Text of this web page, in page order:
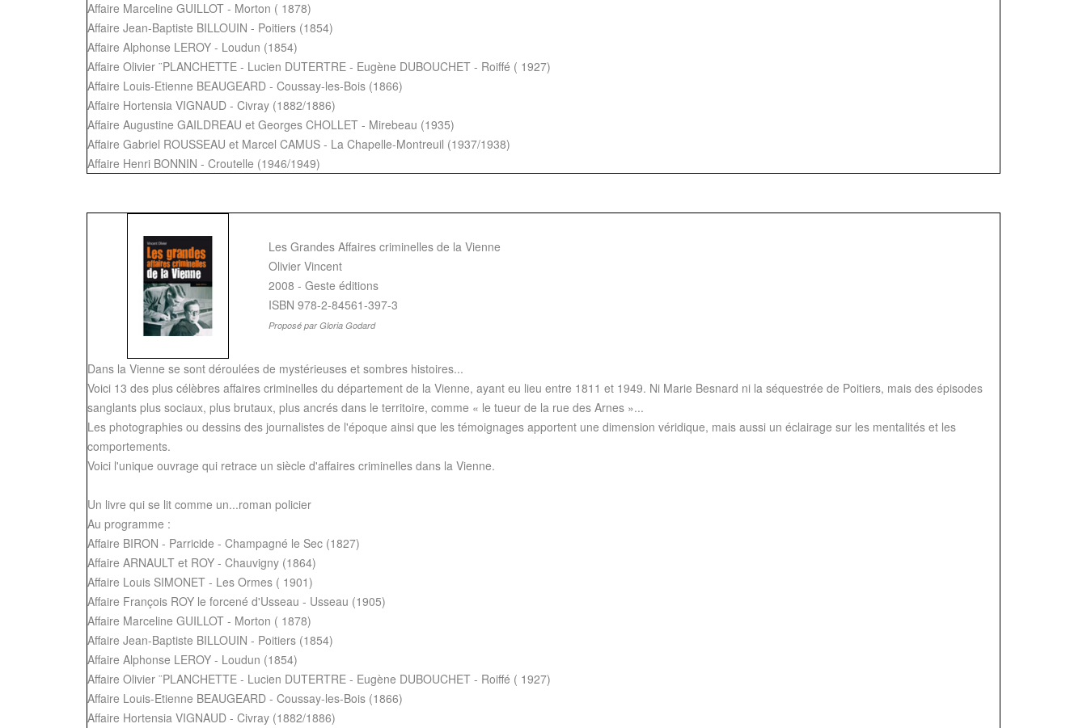
Affaire Marceline GUILLOT - Morton ( 1878)
Affaire Jean-Baptiste BILLOUIN - Poitiers (1854)
Affaire Alphonse LEROY - Loudun (1854)
Affaire Olivier ¨PLANCHETTE - Lucien DUTERTRE - Eugène DUBOUCHET - Roiffé ( 1927)
Affaire Louis-Etienne BEAUGEARD - Coussay-les-Bois (1866)
Affaire Hortensia VIGNAUD - Civray (1882/1886)
Affaire Augustine GAILDREAU et Georges CHOLLET - Mirebeau (1935)
Affaire Gabriel ROUSSEAU et Marcel CAMUS - La Chapelle-Montreuil (1937/1938)
Affaire Henri BONNIN - Croutelle (1946/1949)
Les Grandes Affaires criminelles de la Vienne
Olivier Vincent
2008 - Geste éditions
ISBN 978-2-84561-397-3
Proposé par Gloria Godard
Dans la Vienne se sont déroulées de mystérieuses et sombres histoires...
Voici 13 des plus célèbres affaires criminelles du département de la Vienne, ayant eu lieu entre 1811 et 1949. Ni Marie Besnard ni la séquestrée de Poitiers, mais des épisodes
sanglants plus sociaux, plus brutaux, plus ancrés dans le territoire, comme « le tueur de la rue des Arnes »...
Les photographies ou dessins des journalistes de l'époque ainsi que les témoignages apportent une dimension véridique, mais aussi un éclairage sur les mentalités et les
comportements.
Voici l'unique ouvrage qui retrace un siècle d'affaires criminelles dans la Vienne.
Un livre qui se lit comme un...roman policier
Au programme :
Affaire BIRON - Parricide - Champagné le Sec (1827)
Affaire ARNAULT et ROY - Chauvigny (1864)
Affaire Louis SIMONET - Les Ormes ( 1901)
Affaire François ROY le forcené d'Usseau - Usseau (1905)
Affaire Marceline GUILLOT - Morton ( 1878)
Affaire Jean-Baptiste BILLOUIN - Poitiers (1854)
Affaire Alphonse LEROY - Loudun (1854)
Affaire Olivier ¨PLANCHETTE - Lucien DUTERTRE - Eugène DUBOUCHET - Roiffé ( 1927)
Affaire Louis-Etienne BEAUGEARD - Coussay-les-Bois (1866)
Affaire Hortensia VIGNAUD - Civray (1882/1886)